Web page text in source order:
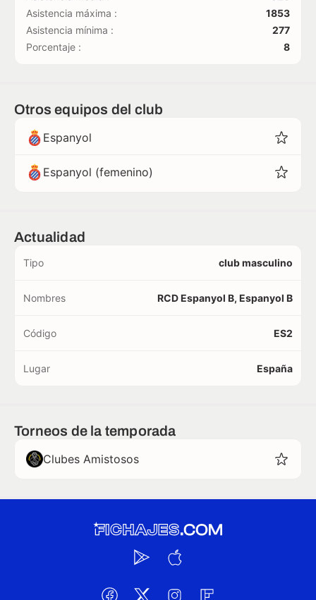
Asistencia máxima :
1853
Asistencia mínima :
277
Porcentaje :
8
Otros equipos del club
Espanyol
Espanyol (femenino)
Actualidad
Tipo club masculino
Nombres RCD Espanyol B, Espanyol B
Código ES2
Lugar España
Torneos de la temporada
Clubes Amistosos